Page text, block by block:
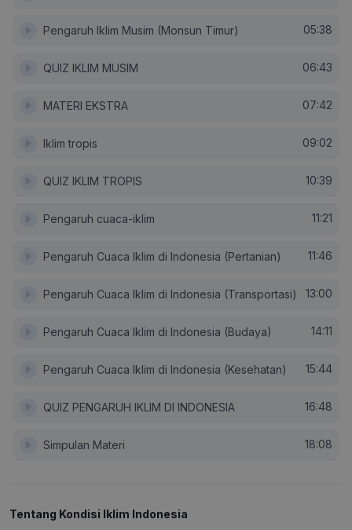
Pengaruh Iklim Musim (Monsun Timur) 05:38
QUIZ IKLIM MUSIM 06:43
MATERI EKSTRA 07:42
Iklim tropis 09:02
QUIZ IKLIM TROPIS 10:39
Pengaruh cuaca-iklim 11:21
Pengaruh Cuaca Iklim di Indonesia (Pertanian) 11:46
Pengaruh Cuaca Iklim di Indonesia (Transportasi) 13:00
Pengaruh Cuaca Iklim di Indonesia (Budaya) 14:11
Pengaruh Cuaca Iklim di Indonesia (Kesehatan) 15:44
QUIZ PENGARUH IKLIM DI INDONESIA 16:48
Simpulan Materi 18:08
Tentang Kondisi Iklim Indonesia